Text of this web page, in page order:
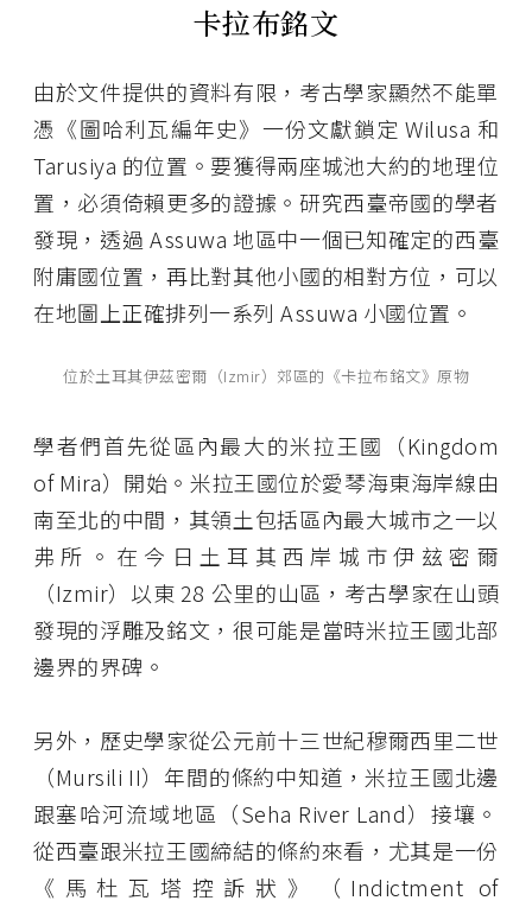
卡拉布銘文
由於文件提供的資料有限，考古學家顯然不能單
憑《圖哈利瓦編年史》一份文獻鎖定 Wilusa 和
Tarusiya 的位置。要獲得兩座城池大約的地理位
置，必須倚賴更多的證據。研究西臺帝國的學者
發現，透過 Assuwa 地區中一個已知確定的西臺
附庸國位置，再比對其他小國的相對方位，可以
在地圖上正確排列一系列 Assuwa 小國位置。
位於土耳其伊茲密爾（Izmir）郊區的《卡拉布銘文》原物
學者們首先從區內最大的米拉王國（Kingdom
of Mira）開始。米拉王國位於愛琴海東海岸線由
南至北的中間，其領土包括區內最大城市之一以
弗所。在今日土耳其西岸城市伊玆密爾
（Izmir）以東 28 公里的山區，考古學家在山頭
發現的浮雕及銘文，很可能是當時米拉王國北部
邊界的界碑。
另外，歷史學家從公元前十三世紀穆爾西里二世
（Mursili II）年間的條約中知道，米拉王國北邊
跟塞哈河流域地區（Seha River Land）接壤。
從西臺跟米拉王國締結的條約來看，尤其是一份
《馬杜瓦塔控訴狀》（Indictment of